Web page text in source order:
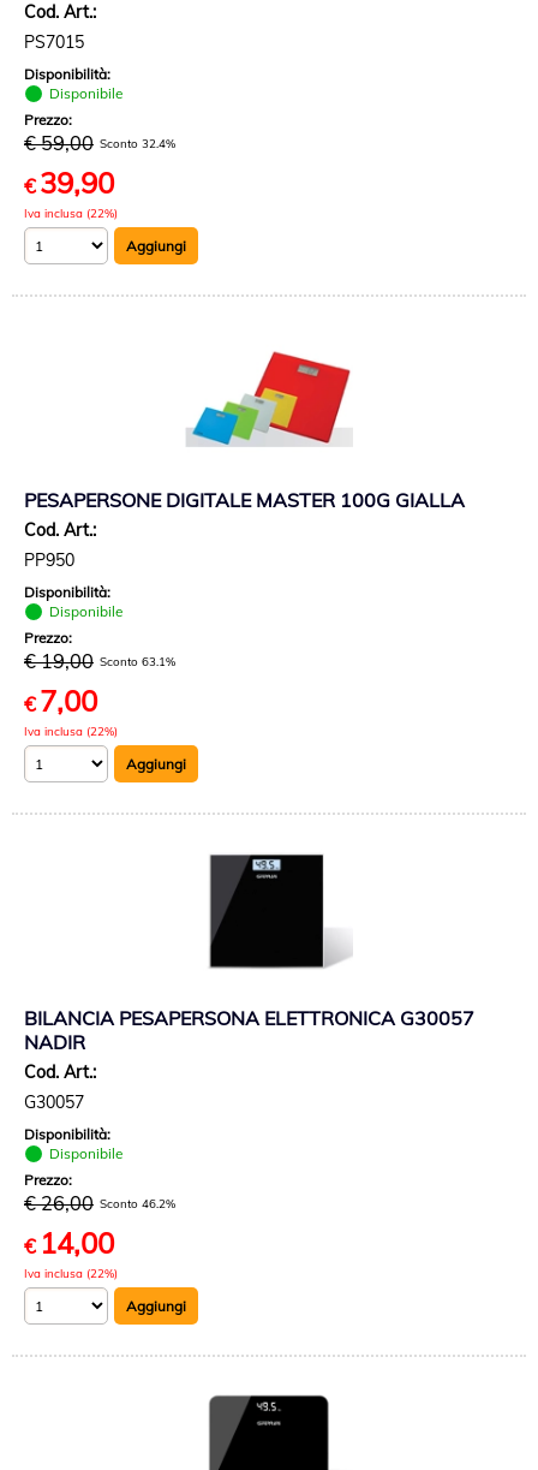
Cod. Art.:
PS7015
Disponibilità:
Disponibile
Prezzo:
€ 59,00 Sconto 32.4%
€ 39,90
Iva inclusa (22%)
PESAPERSONE DIGITALE MASTER 100G GIALLA
Cod. Art.:
PP950
Disponibilità:
Disponibile
Prezzo:
€ 19,00 Sconto 63.1%
€ 7,00
Iva inclusa (22%)
BILANCIA PESAPERSONA ELETTRONICA G30057
NADIR
Cod. Art.:
G30057
Disponibilità:
Disponibile
Prezzo:
€ 26,00 Sconto 46.2%
€ 14,00
Iva inclusa (22%)